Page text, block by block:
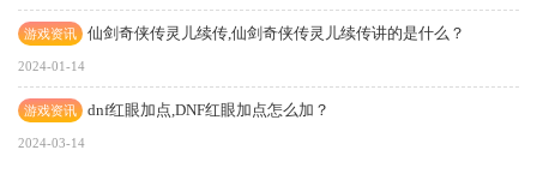
游戏资讯 仙剑奇侠传灵儿续传,仙剑奇侠传灵儿续传讲的是什么？
2024-01-14
游戏资讯 dnf红眼加点,DNF红眼加点怎么加？
2024-03-14